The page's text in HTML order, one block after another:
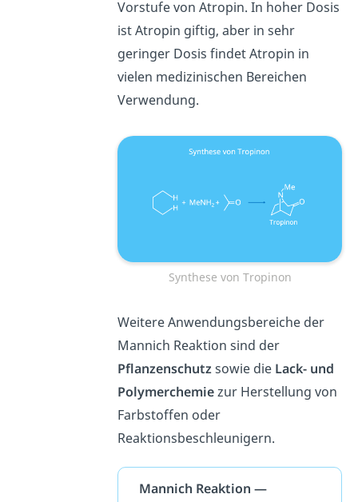
Vorstufe von Atropin. In hoher Dosis
ist Atropin giftig, aber in sehr
geringer Dosis findet Atropin in
vielen medizinischen Bereichen
Verwendung.
Synthese von Tropinon
Weitere Anwendungsbereiche der
Mannich Reaktion sind der
Pflanzenschutzsowie die Lack- und
Polymerchemiezur Herstellung von
Farbstoffen oder
Reaktionsbeschleunigern.
Mannich Reaktion —